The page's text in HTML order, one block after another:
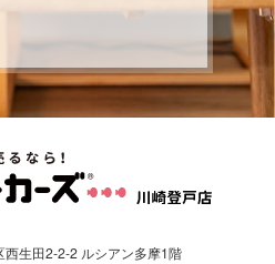
生田2-2-2 ルシアン多摩1階